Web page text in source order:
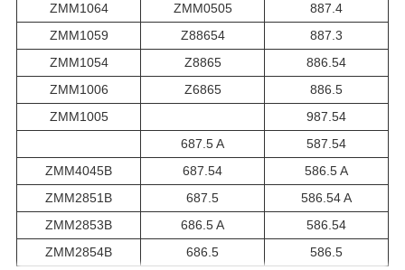
ZMM1064
ZMM0505
887.4
ZMM1059
Z88654
887.3
ZMM1054
Z8865
886.54
ZMM1006
Z6865
886.5
ZMM1005
987.54
687.5 A
587.54
ZMM4045B
687.54
586.5 A
ZMM2851B
687.5
586.54 A
ZMM2853B
686.5 A
586.54
ZMM2854B
686.5 586.5